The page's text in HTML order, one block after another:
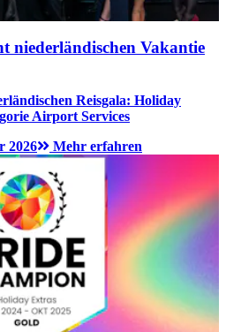
niederländischen Vakantie
Reisgala: Holiday
Airport Services
2026
Mehr erfahren